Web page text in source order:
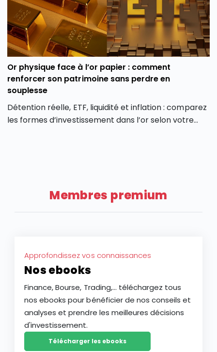
deux ans de ralentissement.
actions à grande capitalisation d’Europe. Ce repli
constitue-t-il une opportunité d’achat ou le signe
d’une baisse plus durable de l’action LVMH ?
Or physique face à l’or papier : comment
renforcer son patrimoine sans perdre en
souplesse
Détention réelle, ETF, liquidité et inflation : comparez
les formes d’investissement dans l’or selon votre
Membres premium
Approfondissez vos connaissances
Nos ebooks
Finance, Bourse, Trading,... téléchargez tous
nos ebooks pour bénéficier de nos conseils et
analyses et prendre les meilleures décisions
d'investissement.
Télécharger les ebooks